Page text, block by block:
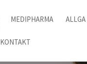
MEDIPHARMA ALLGA
KONTAKT